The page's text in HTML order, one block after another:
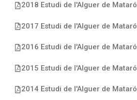
2018 Estudi de l'Alguer de Mataró
2017 Estudi de l'Alguer de Mataró
2016 Estudi de l'Alguer de Mataró
2015 Estudi de l'Alguer de Mataró
2014 Estudi de l'Alguer de Mataró